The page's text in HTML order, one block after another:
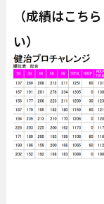
（成績はこち
い）